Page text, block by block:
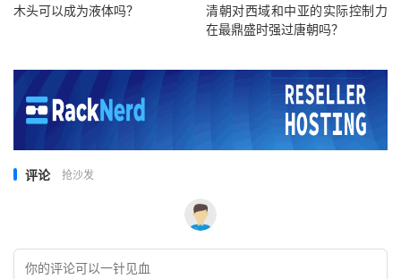
木头可以成为液体吗？
清朝对西域和中亚的实际控制力
在最鼎盛时强过唐朝吗？
评论 抢沙发